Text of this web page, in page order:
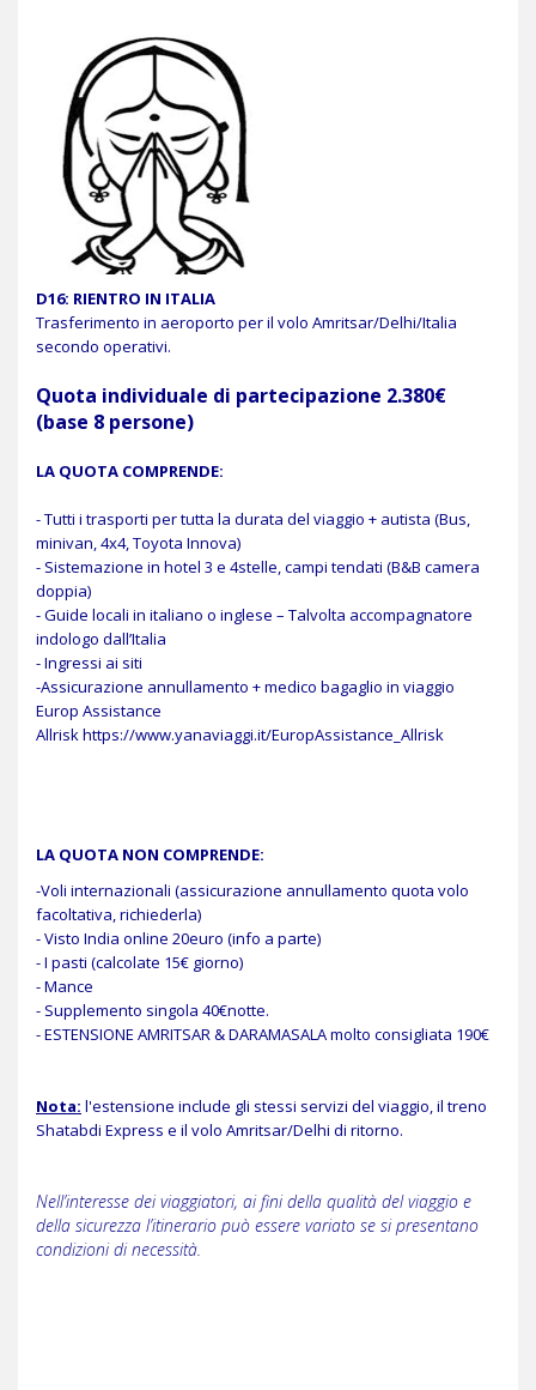
D16: RIENTRO IN ITALIA
Trasferimento in aeroporto per il volo Amritsar/Delhi/Italia
secondo operativi.
Quota individuale di partecipazione 2.380€
(base 8 persone)
LA QUOTA COMPRENDE:
- Tutti i trasporti per tutta la durata del viaggio + autista (Bus,
minivan, 4x4, Toyota Innova)
- Sistemazione in hotel 3 e 4stelle, campi tendati (B&B camera
doppia)
- Guide locali in italiano o inglese – Talvolta accompagnatore
indologo dall’Italia
- Ingressi ai siti
-Assicurazione annullamento + medico bagaglio in viaggio
Europ Assistance
Allriskhttps://www.yanaviaggi.it/EuropAssistance_Allrisk
LA QUOTA NON COMPRENDE:
-Voli internazionali (assicurazione annullamento quota volo
facoltativa, richiederla)
- Visto India online 20euro (info a parte)
- I pasti (calcolate 15€ giorno)
- Mance
- Supplemento singola 40€notte.
- ESTENSIONE AMRITSAR & DARAMASALA molto consigliata 190€
Nota: l'estensione include gli stessi servizi del viaggio, il treno
Shatabdi Express e il volo Amritsar/Delhi di ritorno.
Nell’interesse dei viaggiatori, ai fini della qualità del viaggio e
della sicurezza l’itinerario può essere variato se si presentano
condizioni di necessità.